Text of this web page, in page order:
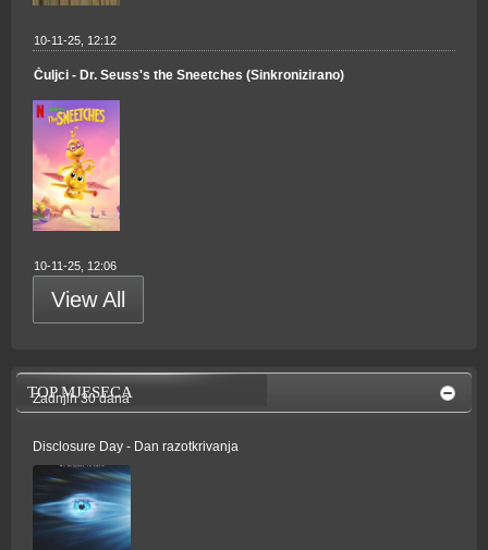
10-11-25, 12:12
Čuljci - Dr. Seuss's the Sneetches (Sinkronizirano)
10-11-25, 12:06
View All
TOP MJESECA
Zadnjih 30 dana
Disclosure Day - Dan razotkrivanja